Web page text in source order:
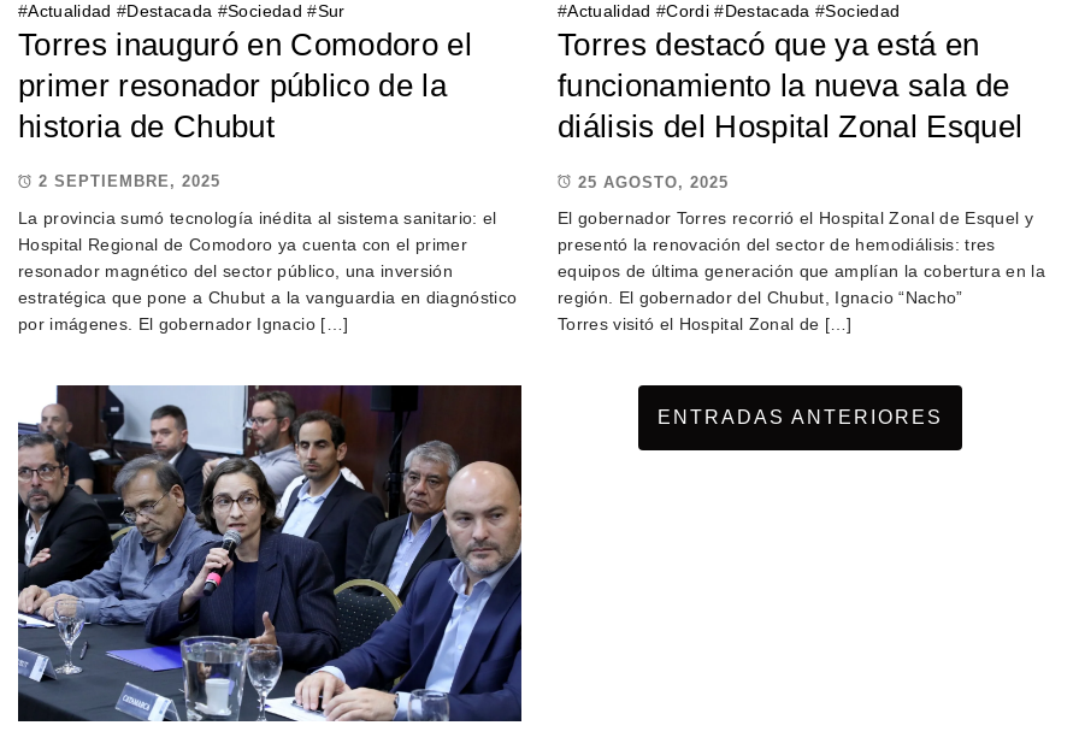
#Actualidad #Destacada #Sociedad #Sur
Torres inauguró en Comodoro el
primer resonador público de la
historia de Chubut
2 SEPTIEMBRE, 2025
La provincia sumó tecnología inédita al sistema sanitario: el
Hospital Regional de Comodoro ya cuenta con el primer
resonador magnético del sector público, una inversión
estratégica que pone a Chubut a la vanguardia en diagnóstico
por imágenes. El gobernador Ignacio […]
#Actualidad #Cordi #Destacada #Sociedad
Torres destacó que ya está en
funcionamiento la nueva sala de
diálisis del Hospital Zonal Esquel
25 AGOSTO, 2025
El gobernador Torres recorrió el Hospital Zonal de Esquel y
presentó la renovación del sector de hemodiálisis: tres
equipos de última generación que amplían la cobertura en la
región. El gobernador del Chubut, Ignacio “Nacho”
Torres visitó el Hospital Zonal de […]
ENTRADAS ANTERIORES